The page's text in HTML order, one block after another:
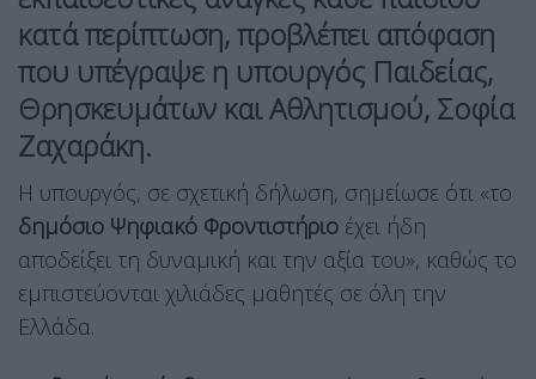
κατά περίπτωση, προβλέπει απόφαση
που υπέγραψε η υπουργός Παιδείας,
Θρησκευμάτων και Αθλητισμού, Σοφία
Ζαχαράκη.
Η υπουργός, σε σχετική δήλωση, σημείωσε ότι «το
δημόσιο Ψηφιακό Φροντιστήριο έχει ήδη
αποδείξει τη δυναμική και την αξία του», καθώς το
εμπιστεύονται χιλιάδες μαθητές σε όλη την
Ελλάδα.